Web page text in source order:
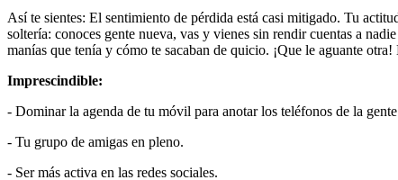
Así te sientes: El sentimiento de pérdida está casi mitigado. Tu
soltería: conoces gente nueva, vas y vienes sin rendir cuentas a
manías que tenía y cómo te sacaban de quicio. ¡Que le aguante
Imprescindible:
- Dominar la agenda de tu móvil para anotar los teléfonos de la
- Tu grupo de amigas en pleno.
- Ser más activa en las redes sociales.